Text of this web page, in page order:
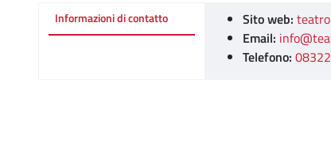
Informazioni di contatto Sito web:
Email:
Telefono: